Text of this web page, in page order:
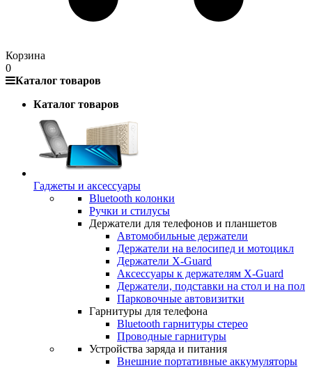
Корзина
0
Каталог товаров
Каталог товаров
Гаджеты и аксессуары
Bluetooth колонки
Ручки и стилусы
Держатели для телефонов и планшетов
Автомобильные держатели
Держатели на велосипед и мотоцикл
Держатели X-Guard
Аксессуары к держателям X-Guard
Держатели, подставки на стол и на пол
Парковочные автовизитки
Гарнитуры для телефона
Bluetooth гарнитуры стерео
Проводные гарнитуры
Устройства заряда и питания
Внешние портативные аккумуляторы